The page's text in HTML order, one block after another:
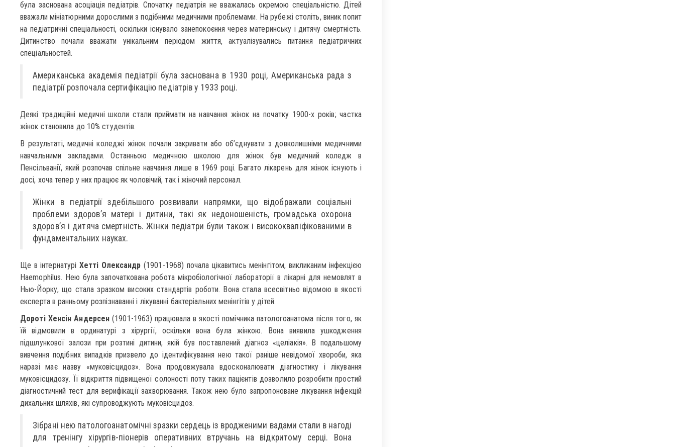
була заснована асоціація педіатрів. Спочатку педіатрія не вважалась окремою спеціальністю. Дітей
вважали мініатюрними дорослими з подібними медичними проблемами. На рубежі століть, виник попит
на педіатричні спеціальності, оскільки існувало занепокоєння через материнську і дитячу смертність.
Дитинство почали вважати унікальним періодом життя, актуалізувались питання педіатричних
спеціальностей.
Американська академія педіатрії була заснована в 1930 році, Американська рада з
педіатрії розпочала сертифікацію педіатрів у 1933 році.
Деякі традиційні медичні школи стали приймати на навчання жінок на початку 1900-х років; частка
жінок становила до 10% студентів.
В результаті, медичні коледжі жінок почали закривати або об’єднувати з довколишніми медичними
навчальними закладами. Останньою медичною школою для жінок був медичний коледж в
Пенсільванії, який розпочав спільне навчання лише в 1969 році. Багато лікарень для жінок існують і
досі, хоча тепер у них працює як чоловічий, так і жіночий персонал.
Жінки в педіатрії здебільшого розвивали напрямки, що відображали соціальні
проблеми здоров’я матері і дитини, такі як недоношеність, громадська охорона
здоров’я і дитяча смертність. Жінки педіатри були також і висококваліфікованими в
фундаментальних науках.
Ще в інтернатурі Хетті Олександр (1901-1968) почала цікавитись менінгітом, викликаним інфекцією
Haemophilus. Нею була започаткована робота мікробіологічної лабораторії в лікарні для немовлят в
Нью-Йорку, що стала зразком високих стандартів роботи. Вона стала всесвітньо відомою в якості
експерта в ранньому розпізнаванні і лікуванні бактеріальних менінгітів у дітей.
Дороті Хенсін Андерсен (1901-1963) працювала в якості помічника патологоанатома після того, як
їй відмовили в ординатурі з хірургії, оскільки вона була жінкою. Вона виявила ушкодження
підшлункової залози при розтині дитини, якій був поставлений діагноз «целіакія». В подальшому
вивчення подібних випадків призвело до ідентифікування нею такої раніше невідомої хвороби, яка
наразі має назву «муковісцидоз». Вона продовжувала вдосконалювати діагностику і лікування
муковісцидозу. Її відкриття підвищеної солоності поту таких пацієнтів дозволило розробити простий
діагностичний тест для верифікації захворювання. Також нею було запропоноване лікування інфекцій
дихальних шляхів, які супроводжують муковісцидоз.
Зібрані нею патологоанатомічні зразки сердець із вродженими вадами стали в нагоді
для тренінгу хірургів-піонерів оперативних втручань на відкритому серці. Вона